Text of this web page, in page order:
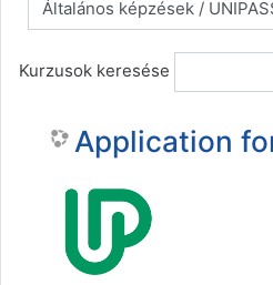
Kurzusok keresése
Application